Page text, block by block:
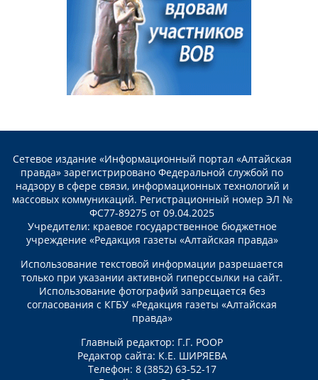
Сетевое издание «Информационный портал «Алтайская
правда» зарегистрировано Федеральной службой по
надзору в сфере связи, информационных технологий и
массовых коммуникаций. Регистрационный номер ЭЛ №
ФС77-89275 от 09.04.2025
Учредители: краевое государственное бюджетное
учреждение «Редакция газеты «Алтайская правда»
Использование текстовой информации разрешается
только при указании активной гиперссылки на сайт.
Использование фотографий запрещается без
согласования с КГБУ «Редакция газеты «Алтайская
правда»
Главный редактор: Г.Г. РООР
Редактор сайта: К.Е. ШИРЯЕВА
Телефон: 8 (3852) 63-52-17